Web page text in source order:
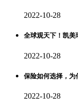
2022-10-28
全球观天下！凯美
2022-10-28
保险如何选择，为
2022-10-28